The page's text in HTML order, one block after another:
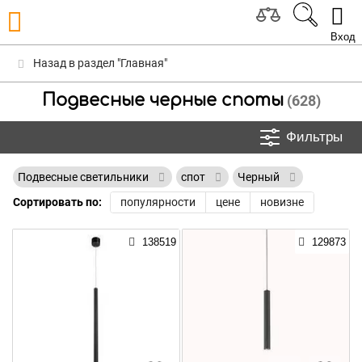
Вход
Назад в раздел "Главная"
Подвесные черные споты(628)
Фильтры
Подвесные светильники спот
Черный
Сортировать по:
популярности цене новизне
138519 129873